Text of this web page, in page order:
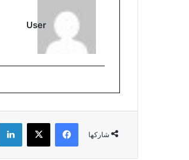
User
شاركها
فيسبوك ‫X